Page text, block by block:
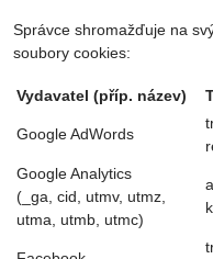
Správce shromažďuje na
soubory cookies:
Vydavatel (příp. název)
Google AdWords
Google Analytics
(_ga, cid, utmv, utmz,
utma, utmb, utmc)